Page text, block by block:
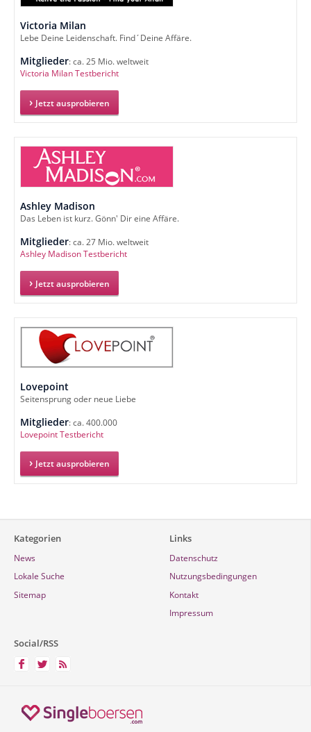
Victoria Milan
Lebe Deine Leidenschaft. Find´Deine Affäre.
Mitglieder: ca. 25 Mio. weltweit
Victoria Milan Testbericht
Jetzt ausprobieren
Ashley Madison
Das Leben ist kurz. Gönn' Dir eine Affäre.
Mitglieder: ca. 27 Mio. weltweit
Ashley Madison Testbericht
Jetzt ausprobieren
Lovepoint
Seitensprung oder neue Liebe
Mitglieder: ca. 400.000
Lovepoint Testbericht
Jetzt ausprobieren
Kategorien
News
Lokale Suche
Sitemap
Links
Datenschutz
Nutzungsbedingungen
Kontakt
Impressum
Social/RSS